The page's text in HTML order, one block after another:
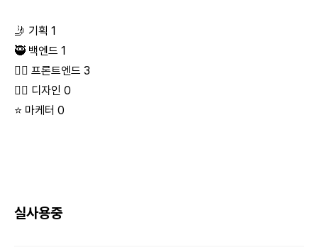
🤳 기획 1
🥷 백엔드 1
🧙‍♂️ 프론트엔드 3
🧚‍♂️ 디자인 0
⭐️ 마케터 0
실사용중